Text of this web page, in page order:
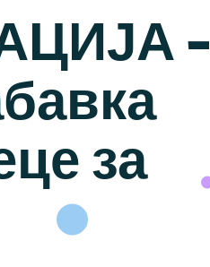
–
за